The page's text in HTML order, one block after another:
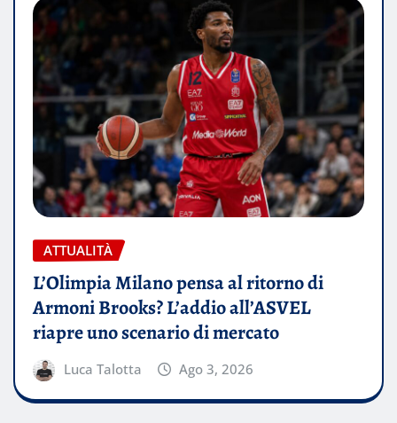
ATTUALITÀ
L’Olimpia Milano pensa al ritorno di
Armoni Brooks? L’addio all’ASVEL
riapre uno scenario di mercato
Luca Talotta Ago 3, 2026